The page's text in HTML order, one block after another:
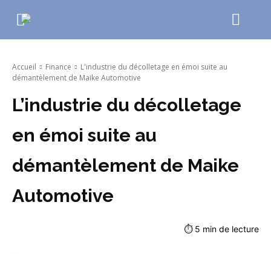
Accueil Finance
L'industrie du décolletage en émoi suite au
démantèlement de Maike Automotive
L’industrie du décolletage
en émoi suite au
démantèlement de Maike
Automotive
⏱ 5 min de lecture